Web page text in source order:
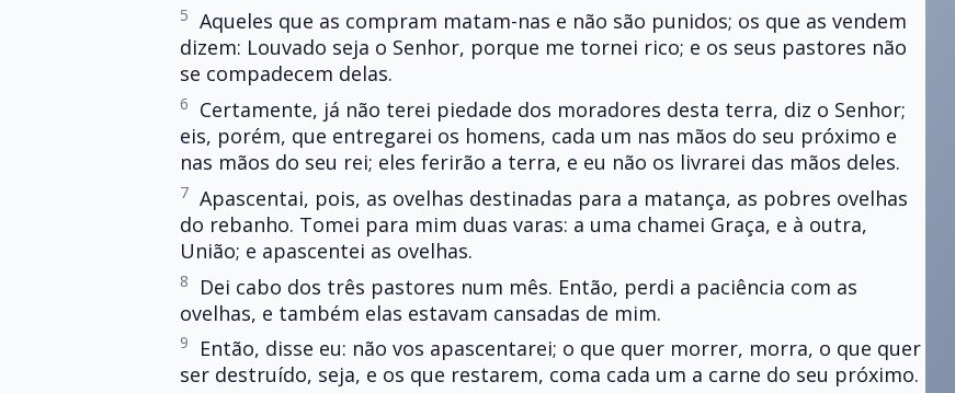
5 Aqueles que as compram matam-nas e não são punidos; os que as vendem
dizem: Louvado seja o Senhor, porque me tornei rico; e os seus pastores não
se compadecem delas.
6
Certamente, já não terei piedade dos moradores desta terra, diz o Senhor;
eis, porém, que entregarei os homens, cada um nas mãos do seu próximo e
nas mãos do seu rei; eles ferirão a terra, e eu não os livrarei das mãos deles.
7 Apascentai, pois, as ovelhas destinadas para a matança, as pobres ovelhas
do rebanho. Tomei para mim duas varas: a uma chamei Graça, e à outra,
União; e apascentei as ovelhas.
8
Dei cabo dos três pastores num mês. Então, perdi a paciência com as
ovelhas, e também elas estavam cansadas de mim.
9
Então, disse eu: não vos apascentarei; o que quer morrer, morra, o que quer
ser destruído, seja, e os que restarem, coma cada um a carne do seu próximo.